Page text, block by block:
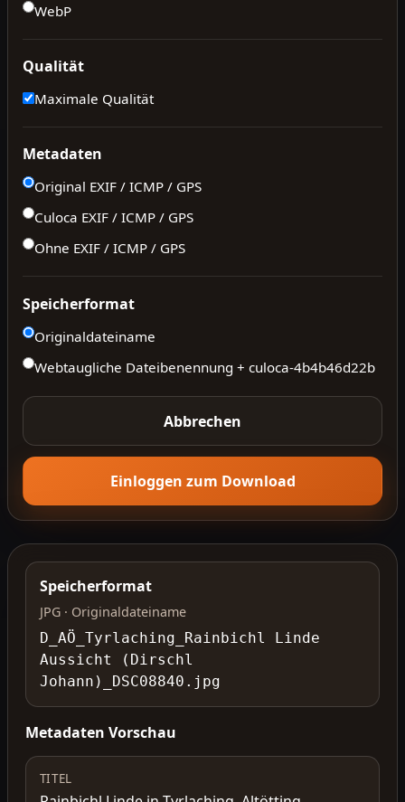
WebP
Qualität
Maximale Qualität
Metadaten
Original EXIF / ICMP / GPS
Culoca EXIF / ICMP / GPS
Ohne EXIF / ICMP / GPS
Speicherformat
Originaldateiname
Webtaugliche Dateibenennung + culoca-4b4b46d22b
Abbrechen
Einloggen zum Download
Speicherformat
JPG · Originaldateiname
D_AÖ_Tyrlaching_Rainbichl Linde
Aussicht (Dirschl
Johann)_DSC08840.jpg
Metadaten Vorschau
TITEL